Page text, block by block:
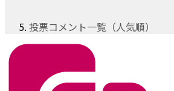
投票コメント一覧（人気順）